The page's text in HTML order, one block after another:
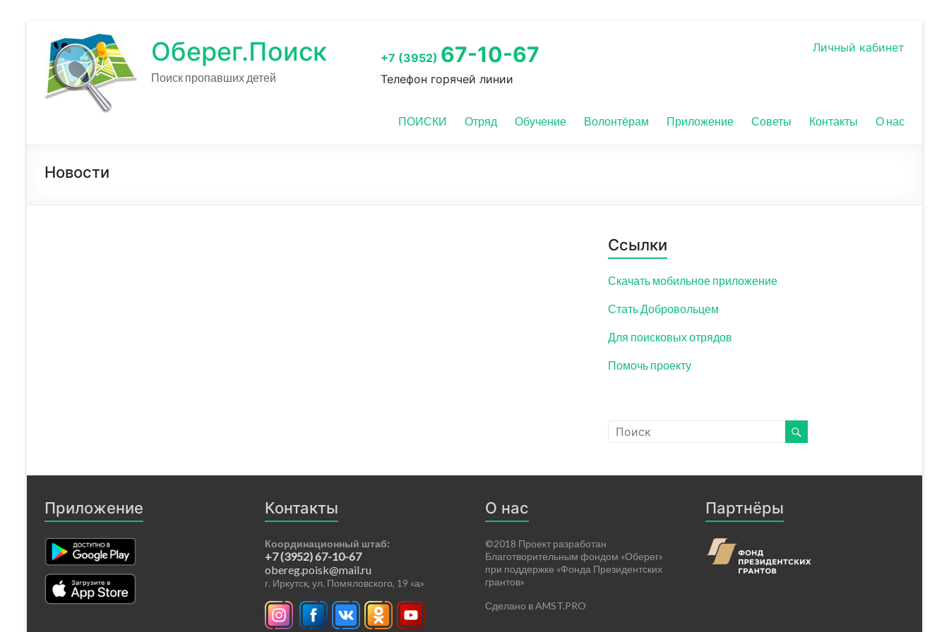
Оберег.Поиск
Поиск пропавших детей
+7 (3952) 67-10-67
Телефон горячей линии
Личный кабинет
ПОИСКИ Отряд Обучение Волонтёрам Приложение Советы Контакты О нас
Новости
Ссылки
Скачать мобильное приложение
Стать Добровольцем
Для поисковых отрядов
Помочь проекту
Приложение Контакты
Координационный штаб:
+7 (3952) 67-10-67
obereg.poisk@mail.ru
г. Иркутск, ул. Помяловского, 19 «а»
О нас
©2018 Проект разработан
Благотворительным фондом «Оберег»
при поддержке «Фонда Президентских
грантов»
Сделано в AMST.PRO
Партнёры